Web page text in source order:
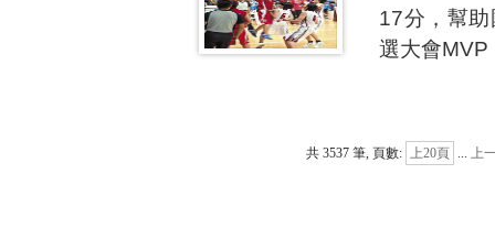
17分，幫
選大會MVP
共 3537 筆, 頁數: 上20頁 ... 上